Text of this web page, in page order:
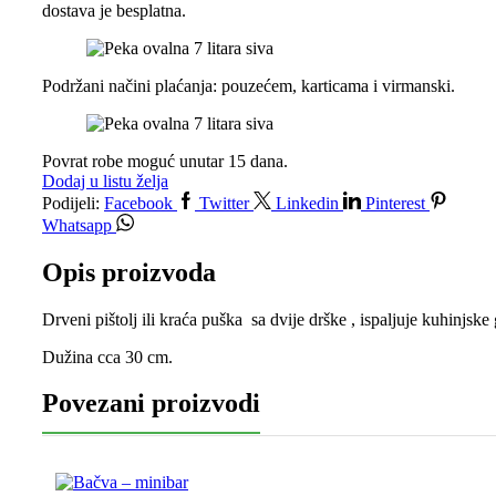
dostava je besplatna.
Podržani načini plaćanja: pouzećem, karticama i virmanski.
Povrat robe moguć unutar 15 dana.
Dodaj u listu želja
Podijeli: Facebook Twitter Linkedin
Pinterest
Whatsapp
Opis proizvoda
Drveni pištolj ili kraća puška sa dvije drške , ispaljuje kuhinjske
Dužina cca 30 cm.
Povezani proizvodi